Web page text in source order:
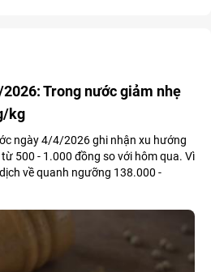
Trong nước giảm nhẹ
kg
ngày 4/4/2026 ghi nhận xu hướng
500 - 1.000 đồng so với hôm qua. Vì
về quanh ngưỡng 138.000 -